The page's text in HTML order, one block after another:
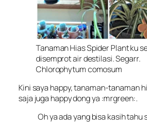
Tanaman Hias Spider Plant ku
disemprot air destilasi. Segarr.
Chlorophytum comosum
Kini saya happy, tanaman-tanaman
saja juga happy dong ya :mrgreen:.
Oh ya ada yang bisa kasih tahu